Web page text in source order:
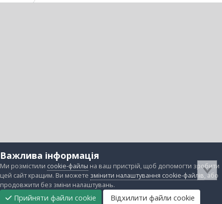
Важлива інформація
Ми розмістили cookie-файлы на ваш пристрій, щоб допомогти зробити
цей сайт кращим. Ви можете змінити налаштування cookie-файлів, або
продовжити без зміни налаштувань.
Прийняти файли cookie Відхилити файли cookie
Підтримати Прибрати